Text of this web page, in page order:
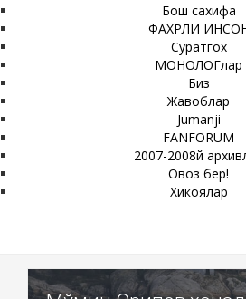
Бош сахифа
ФАХРЛИ
Суратгох
МОНОЛОГлар
Биз
Жавоблар
Jumanji
FANFORUM
2007-2008й
Овоз бер!
Хикоялар